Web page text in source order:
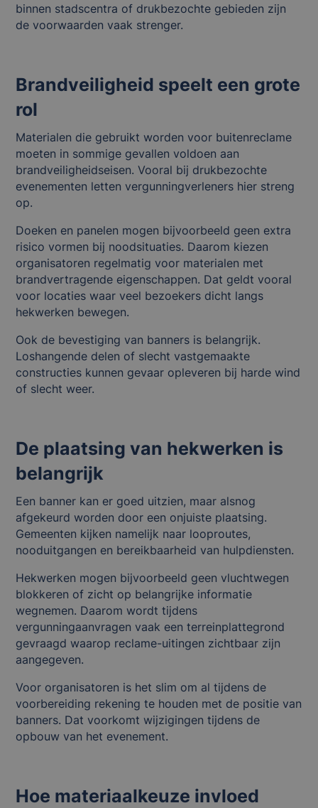
binnen stadscentra of drukbezochte gebieden zijn
de voorwaarden vaak strenger.
Brandveiligheid speelt een grote
rol
Materialen die gebruikt worden voor buitenreclame
moeten in sommige gevallen voldoen aan
brandveiligheidseisen. Vooral bij drukbezochte
evenementen letten vergunningverleners hier streng
op.
Doeken en panelen mogen bijvoorbeeld geen extra
risico vormen bij noodsituaties. Daarom kiezen
organisatoren regelmatig voor materialen met
brandvertragende eigenschappen. Dat geldt vooral
voor locaties waar veel bezoekers dicht langs
hekwerken bewegen.
Ook de bevestiging van banners is belangrijk.
Loshangende delen of slecht vastgemaakte
constructies kunnen gevaar opleveren bij harde wind
of slecht weer.
De plaatsing van hekwerken is
belangrijk
Een banner kan er goed uitzien, maar alsnog
afgekeurd worden door een onjuiste plaatsing.
Gemeenten kijken namelijk naar looproutes,
nooduitgangen en bereikbaarheid van hulpdiensten.
Hekwerken mogen bijvoorbeeld geen vluchtwegen
blokkeren of zicht op belangrijke informatie
wegnemen. Daarom wordt tijdens
vergunningaanvragen vaak een terreinplattegrond
gevraagd waarop reclame-uitingen zichtbaar zijn
aangegeven.
Voor organisatoren is het slim om al tijdens de
voorbereiding rekening te houden met de positie van
banners. Dat voorkomt wijzigingen tijdens de
opbouw van het evenement.
Hoe materiaalkeuze invloed